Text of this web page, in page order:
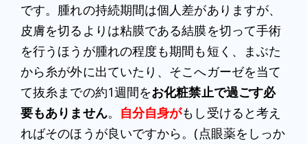
です。腫れの持続期間は個人差がありますが、
皮膚を切るよりは粘膜である結膜を切って手術
を行うほうが腫れの程度も期間も短く、まぶた
から糸が外に出ていたり、そこへガーゼを当て
て抜糸までの約1週間をお化粧禁止で過ごす必
要もありません。 自分自身がもし受けると考え
ればそのほうが良いですから。(点眼薬をしっか